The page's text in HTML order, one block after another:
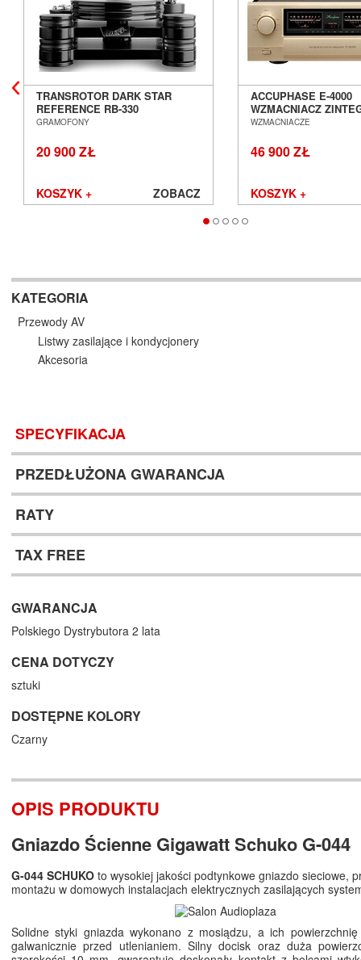
TRANSROTOR DARK STAR
REFERENCE RB-330
GRAMOFON ANALOGOWY
GRAMOFONY
20 900 ZŁ
KOSZYK + ZOBACZ
ACCUPHASE E-4000
WZMACNIACZ
SALON POZNAŃ
WZMACNIACZE
46 900 ZŁ
KOSZYK +
KATEGORIA
Przewody AV
Listwy zasilające i kondycjonery
Akcesoria
SPECYFIKACJA
PRZEDŁUŻONA GWARANCJA
RATY
TAX FREE
GWARANCJA
Polskiego Dystrybutora 2 lata
CENA DOTYCZY
sztuki
DOSTĘPNE KOLORY
Czarny
OPIS PRODUKTU
Gniazdo Ścienne Gigawatt Schuko G-044
G-044 SCHUKO to wysokiej jakości podtynkowe gniazdo sieciowe,
montażu w domowych instalacjach elektrycznych zasilających
Solidne styki gniazda wykonano z mosiądzu, a ich powierzchnię
galwanicznie przed utlenianiem. Silny docisk oraz duża